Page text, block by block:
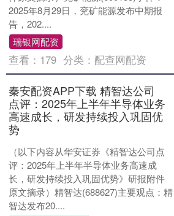
2025年8月29日，兖矿能源发布中期报
告，202....
瑞银网配资
查看： 179 分类： 配查网配资
秦安配资APP下载 精智达公司
点评：2025年上半年半导体业务
高速成长，研发持续投入巩固优
势
（以下内容从华安证券《精智达公司点
评：2025年上半年半导体业务高速成
长，研发持续投入巩固优势》研报附件
原文摘录）精智达(688627)主要观点：精
智达发布20....